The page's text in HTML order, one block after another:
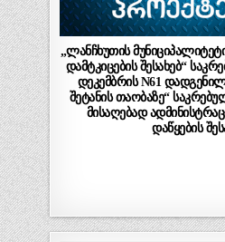
„ლანჩხუთის
დამტკიცების შესახებ“
დეკემბრის N61
შეტანის თაობაზე“
მისაღებად
დაწყების